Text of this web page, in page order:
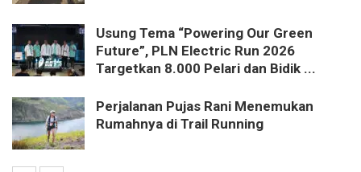
Usung Tema “Powering Our Green
Future”, PLN Electric Run 2026
Targetkan 8.000 Pelari dan Bidik ...
Perjalanan Pujas Rani Menemukan
Rumahnya di Trail Running